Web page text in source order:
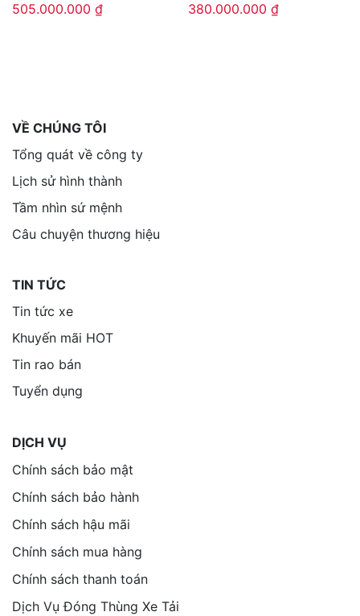
505.000.000 ₫
380.000.000 ₫
VỀ CHÚNG TÔI
Tổng quát về công ty
Lịch sử hình thành
Tầm nhìn sứ mệnh
Câu chuyện thương hiệu
TIN TỨC
Tin tức xe
Khuyến mãi HOT
Tin rao bán
Tuyển dụng
DỊCH VỤ
Chính sách bảo mật
Chính sách bảo hành
Chính sách hậu mãi
Chính sách mua hàng
Chính sách thanh toán
Dịch Vụ Đóng Thùng Xe Tải